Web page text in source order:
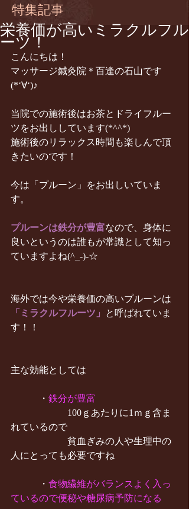
特集記事
栄養価が高いミラクルフル
ーツ！
こんにちは！
マッサージ鍼灸院＊百逢の石山です
(*‘∀‘)♪
当院での施術後はお茶とドライフルー
ツをお出ししています(*^^*)
施術後のリラックス時間も楽しんで頂
きたいのです！
今は「プルーン」をお出しいていま
す。
プルーンは鉄分が豊富なので、身体に
良いというのは誰もが常識として知っ
ていますよね(^_-)-☆
海外では今や栄養価の高いプルーンは
「ミラクルフルーツ」
と呼ばれていま
す！！
主な効能としては
・ 鉄分が豊富
100ｇあたりに1ｍｇ含ま
れているので
貧血ぎみの人や生理中の
人にとっても必要ですね
・ 食物繊維がバランスよく入っ
ているので便秘や糖尿病予防になる